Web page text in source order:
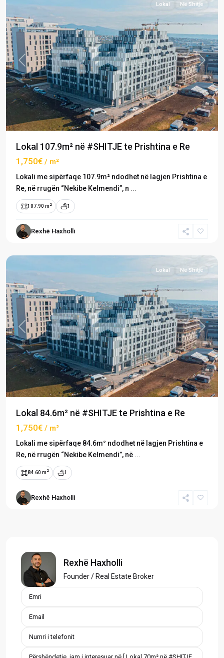
Previous Next
Lokal Në Shitje
Lokal 107.9m² në #SHITJE te Prishtina e Re
1,750€ / m²
Lokali me sipërfaqe 107.9m² ndodhet në lagjen Prishtina e
Re, në rrugën “Nekibe Kelmendi”, n ...
107.90 m 2 1
Rexhë Haxholli
Prishtina
Re,
Previous Next
Lokal Në Shitje
Lokal 84.6m² në #SHITJE te Prishtina e Re
1,750€ / m²
Lokali me sipërfaqe 84.6m² ndodhet në lagjen Prishtina e
Re, në rrugën “Nekibe Kelmendi”, në ...
84.60 m 2 1
Rexhë Haxholli
Rexhë Haxholli
Founder / Real Estate Broker